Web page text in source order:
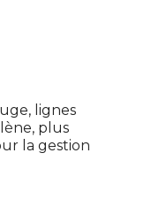
lignes
plus
la gestion